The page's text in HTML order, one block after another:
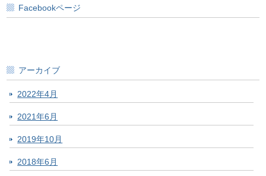
Facebookページ
アーカイブ
2022年4月
2021年6月
2019年10月
2018年6月